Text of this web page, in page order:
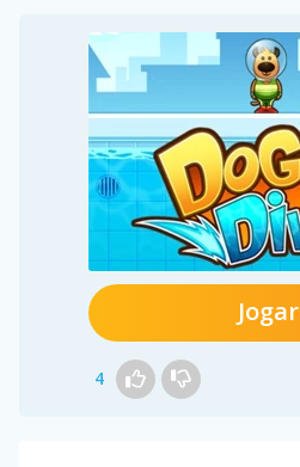
Jogar
4